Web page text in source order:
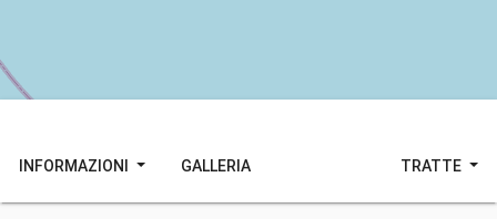
INFORMAZIONI GALLERIA TRATTE